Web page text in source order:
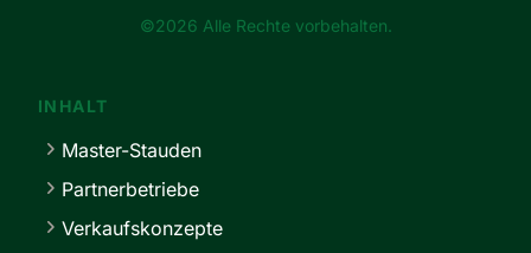
©2026 Alle Rechte vorbehalten.
INHALT
Master-Stauden
Partnerbetriebe
Verkaufskonzepte